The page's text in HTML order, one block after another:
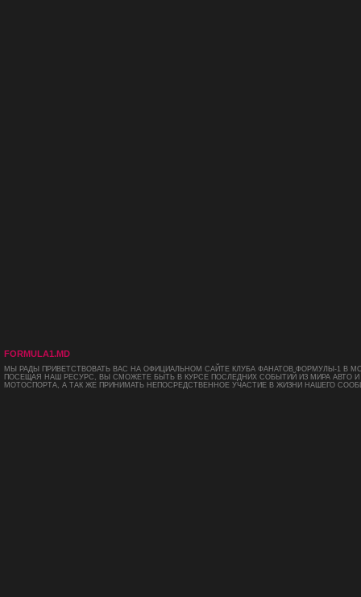
FORMULA1.MD
МЫ РАДЫ ПРИВЕТСТВОВАТЬ ВАС НА ОФИЦИАЛЬНОМ САЙТЕ КЛУБА ФАНАТОВ ФОРМУЛЫ-1 В
ПОСЕЩАЯ НАШ РЕСУРС, ВЫ СМОЖЕТЕ БЫТЬ В КУРСЕ ПОСЛЕДНИХ СОБЫТИЙ ИЗ МИРА АВТО И
МОТОСПОРТА, А ТАК ЖЕ ПРИНИМАТЬ НЕПОСРЕДСТВЕННОЕ УЧАСТИЕ В ЖИЗНИ НАШЕГО